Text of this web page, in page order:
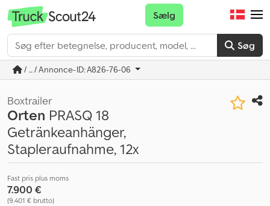
Søg
Sælg
/ ... / Annonce-ID: A826-76-06
Boxtrailer
Orten PRASQ 18
Getränkeanhänger,
Stapleraufnahme, 12x
Fast pris plus moms
7.900 €
(9.401 € brutto)